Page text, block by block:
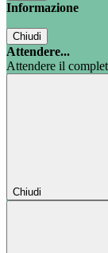
Informazione
Chiudi
Attendere...
Attendere il
Chiudi